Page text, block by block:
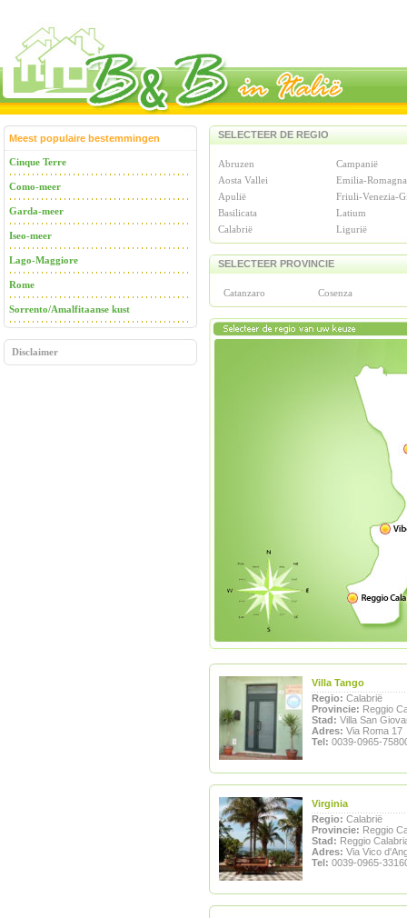
Meest populaire bestemmingen
Cinque Terre
Como-meer
Garda-meer
Iseo-meer
Lago-Maggiore
Rome
Sorrento/Amalfitaanse kust
Disclaimer
SELECTEER DE REGIO
Abruzen
Campanië
Aosta Vallei
Emilia-Romagna
Apulië
Friuli-Venezia-
Basilicata
Latium
Calabrië
Ligurië
SELECTEER PROVINCIE
Catanzaro Cosenza
Villa Tango
Regio: Calabrië
Provincie: Reggio
Stad: Villa San
Adres: Via Roma 17
Tel: 0039-0965-
Virginia
Regio: Calabrië
Provincie: Reggio
Stad: Reggio
Adres: Via Vico
Tel: 0039-0965-